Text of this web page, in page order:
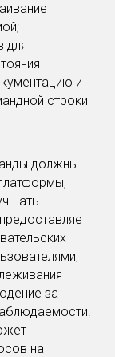
для
и
строки
должны
за
на